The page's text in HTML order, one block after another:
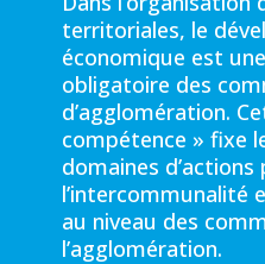
territoriales, le
économique est
obligatoire des
d’agglomération.
compétence » fixe
domaines
l’intercommunalité
au niveau des
l’agglomération.